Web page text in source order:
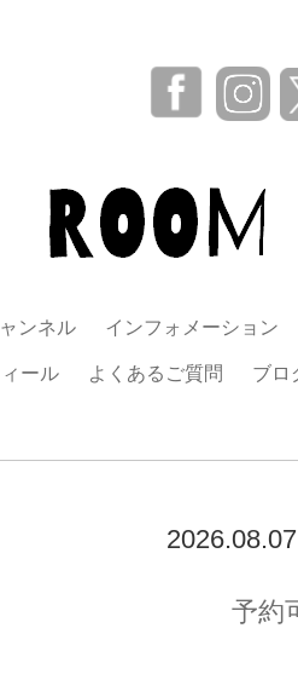
ンネル インフォメーション
ール よくあるご質問 ブロ
予約